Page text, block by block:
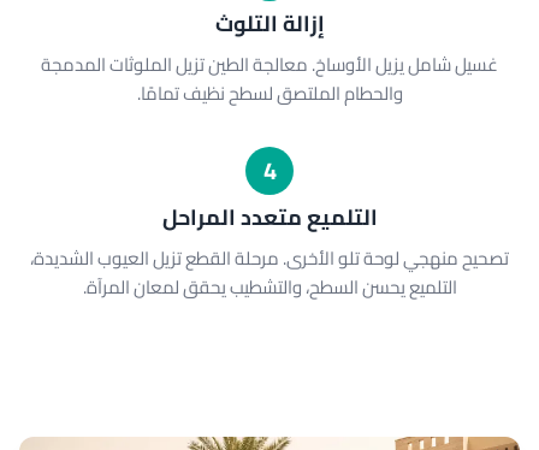
إزالة التلوث
غسيل شامل يزيل الأوساخ. معالجة الطين تزيل الملوثات المدمجة
والحطام الملتصق لسطح نظيف تمامًا.
4
التلميع متعدد المراحل
تصحيح منهجي لوحة تلو الأخرى. مرحلة القطع تزيل العيوب الشديدة،
التلميع يحسن السطح، والتشطيب يحقق لمعان المرآة.